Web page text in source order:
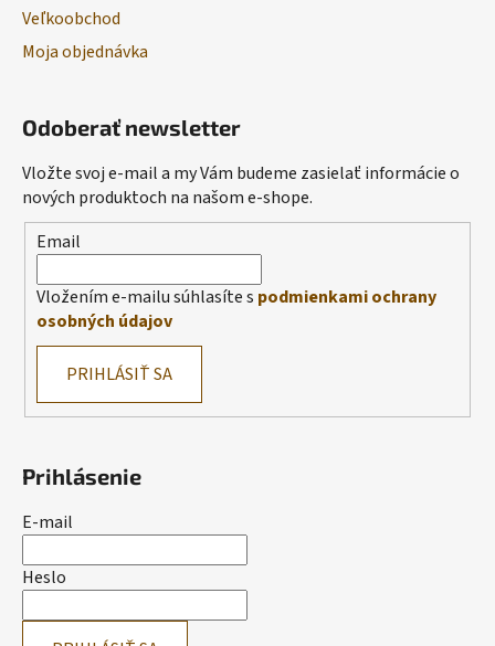
Veľkoobchod
Moja objednávka
Odoberať newsletter
Vložte svoj e-mail a my Vám budeme zasielať informácie o
nových produktoch na našom e-shope.
Email
Vložením e-mailu súhlasíte s podmienkami ochrany
osobných údajov
PRIHLÁSIŤ SA
Prihlásenie
E-mail
Heslo